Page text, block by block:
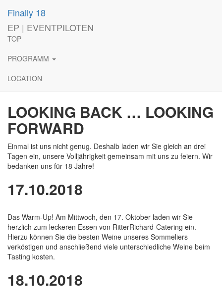
Finally 18
EP | EVENTPILOTEN
TOP
PROGRAMM
LOCATION
Wir werden 18!
Veröffentlicht am
LOOKING BACK … LOOKING
FORWARD
Einmal ist uns nicht genug. Deshalb laden wir Sie gleich an drei
Tagen ein, unsere Volljährigkeit gemeinsam mit uns zu feiern. Wir
bedanken uns für 18 Jahre!
17.10.2018
Das Warm-Up! Am Mittwoch, den 17. Oktober laden wir Sie
herzlich zum leckeren Essen von RitterRichard-Catering ein.
Hierzu können Sie die besten Weine unseres Sommeliers
verköstigen und anschließend viele unterschiedliche Weine beim
Tasting kosten.
18.10.2018